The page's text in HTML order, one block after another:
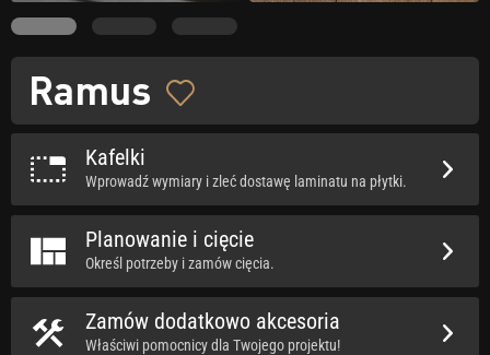
Ramus
Kafelki
Wprowadź wymiary i zleć dostawę laminatu na płytki.
Planowanie i cięcie
Określ potrzeby i zamów cięcia.
Zamów dodatkowo akcesoria
Właściwi pomocnicy dla Twojego projektu!